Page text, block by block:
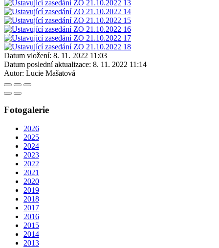
Datum vložení: 8. 11. 2022 11:03
Datum poslední aktualizace: 8. 11. 2022 11:14
Autor: Lucie Mašatová
Fotogalerie
2026
2025
2024
2023
2022
2021
2020
2019
2018
2017
2016
2015
2014
2013